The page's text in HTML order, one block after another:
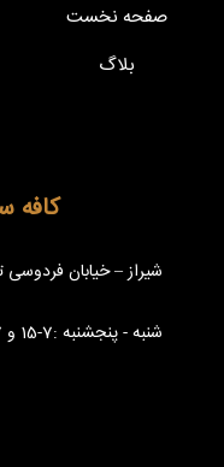
صفحه نخست
بلاگ
کافه
شیراز – خیابان
شنبه - پنجشنبه :7-15 و 17-22 جمعه ها 7-13